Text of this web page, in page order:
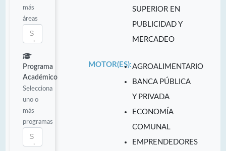
más
áreas
Programa
Académico
Selecciona
uno o
más
programas
SUPERIOR EN
PUBLICIDAD Y
MERCADEO
MOTOR(ES):AGROALIMENTARIO
BANCA PÚBLICA
Y PRIVADA
ECONOMÍA
COMUNAL
EMPRENDEDORES